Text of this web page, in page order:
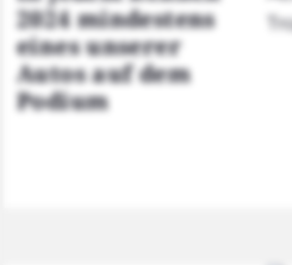
2024 min­des­tens
eines unse­rer
Autos auf dem
Podi­um